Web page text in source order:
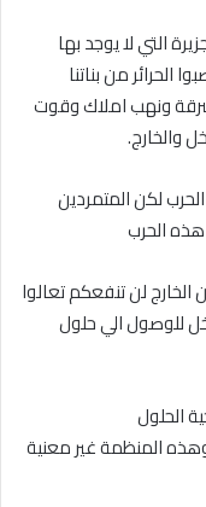
التي لا يوجد بها
الحرائر من بناتنا
ونهب املاك وقوت
والخارج.
لكن المتمردين
الحرب
الخارج لن تنفعكم تعالوا
للوصول الي حلول
الحلول
المنظمة غير معنية